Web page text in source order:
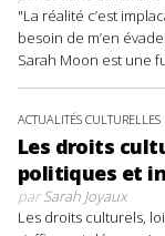
"La réalité c’est
besoin de m’en
Sarah Moon est une
ACTUALITÉS CULTURELLES
Les droits
politiques et
parSarah Joyaux
Les droits culturels,